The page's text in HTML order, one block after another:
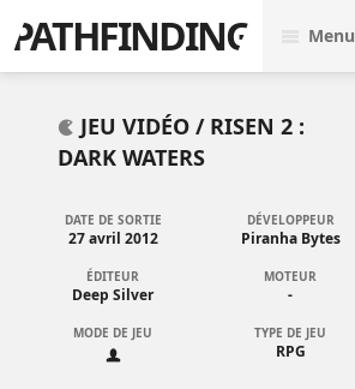
PATHFINDING Menu
JEU VIDÉO / RISEN 2 :
DARK WATERS
DATE DE SORTIE
27 avril 2012
DÉVELOPPEUR
Piranha Bytes
ÉDITEUR
Deep Silver
MOTEUR
-
MODE DE JEU TYPE DE JEU
RPG